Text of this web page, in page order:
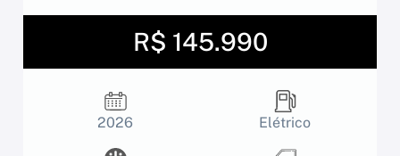
R$ 145.990
2026 Elétrico